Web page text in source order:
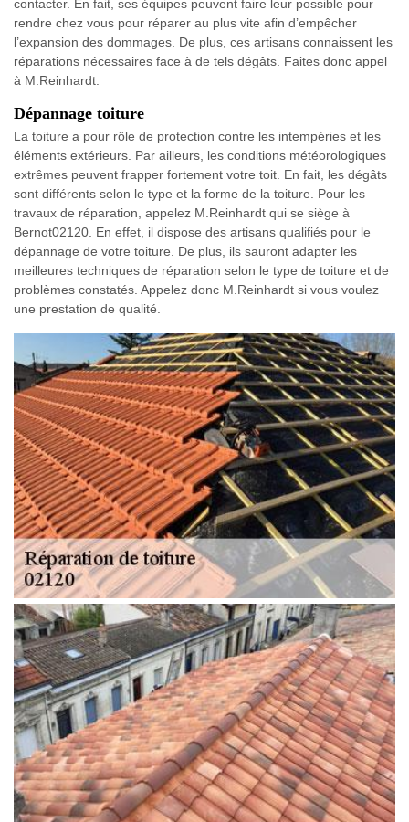
contacter. En fait, ses équipes peuvent faire leur possible pour
rendre chez vous pour réparer au plus vite afin d’empêcher
l’expansion des dommages. De plus, ces artisans connaissent les
réparations nécessaires face à de tels dégâts. Faites donc appel
à M.Reinhardt.
Dépannage toiture
La toiture a pour rôle de protection contre les intempéries et les
éléments extérieurs. Par ailleurs, les conditions météorologiques
extrêmes peuvent frapper fortement votre toit. En fait, les dégâts
sont différents selon le type et la forme de la toiture. Pour les
travaux de réparation, appelez M.Reinhardt qui se siège à
Bernot02120. En effet, il dispose des artisans qualifiés pour le
dépannage de votre toiture. De plus, ils sauront adapter les
meilleures techniques de réparation selon le type de toiture et de
problèmes constatés. Appelez donc M.Reinhardt si vous voulez
une prestation de qualité.